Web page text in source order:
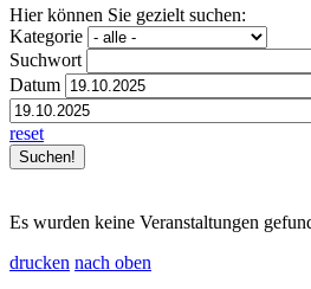
Hier können Sie gezielt suchen:
Kategorie
Suchwort
Datum
reset
Es wurden keine Veranstaltungen
drucken nach oben